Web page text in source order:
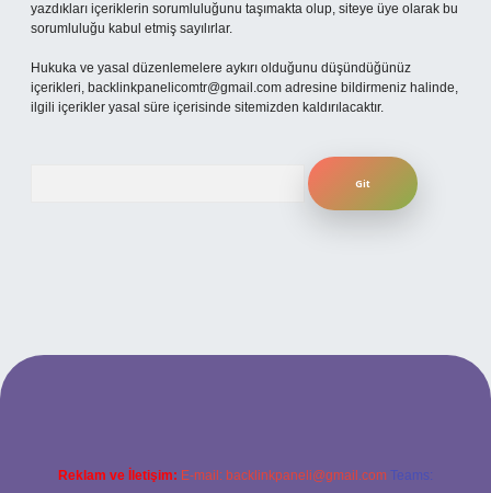
yazdıkları içeriklerin sorumluluğunu taşımakta olup, siteye üye olarak bu
sorumluluğu kabul etmiş sayılırlar.
Hukuka ve yasal düzenlemelere aykırı olduğunu düşündüğünüz
içerikleri, backlinkpanelicomtr@gmail.com adresine bildirmeniz halinde,
ilgili içerikler yasal süre içerisinde sitemizden kaldırılacaktır.
giriş
Reklam ve İletişim: E-mail: backlinkpaneli@gmail.com Teams: